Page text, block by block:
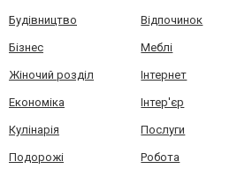
Будівництво Відпочинок
Бізнес Меблі
Жіночий розділ Інтернет
Економіка Інтер'єр
Кулінарія Послуги
Подорожі Робота